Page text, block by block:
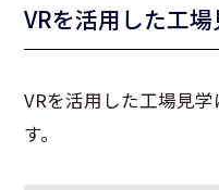
VRを活用した工
VRを活用した工場見
す。